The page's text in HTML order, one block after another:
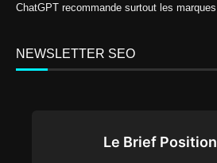
ChatGPT recommande surtout les
NEWSLETTER SEO
Le Brief